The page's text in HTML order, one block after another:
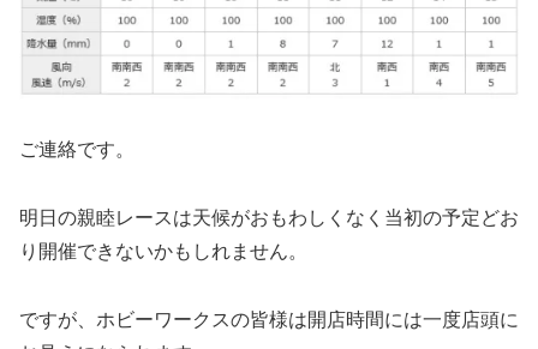
ご連絡です。
明日の親睦レースは天候がおもわしくなく当初の予定どお
り開催できないかもしれません。
ですが、ホビーワークスの皆様は開店時間には一度店頭に